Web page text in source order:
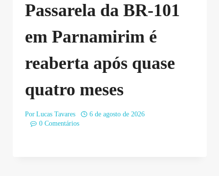
Passarela da BR-101
em Parnamirim é
reaberta após quase
quatro meses
Por Lucas Tavares
6 de agosto de 2026
0 Comentários